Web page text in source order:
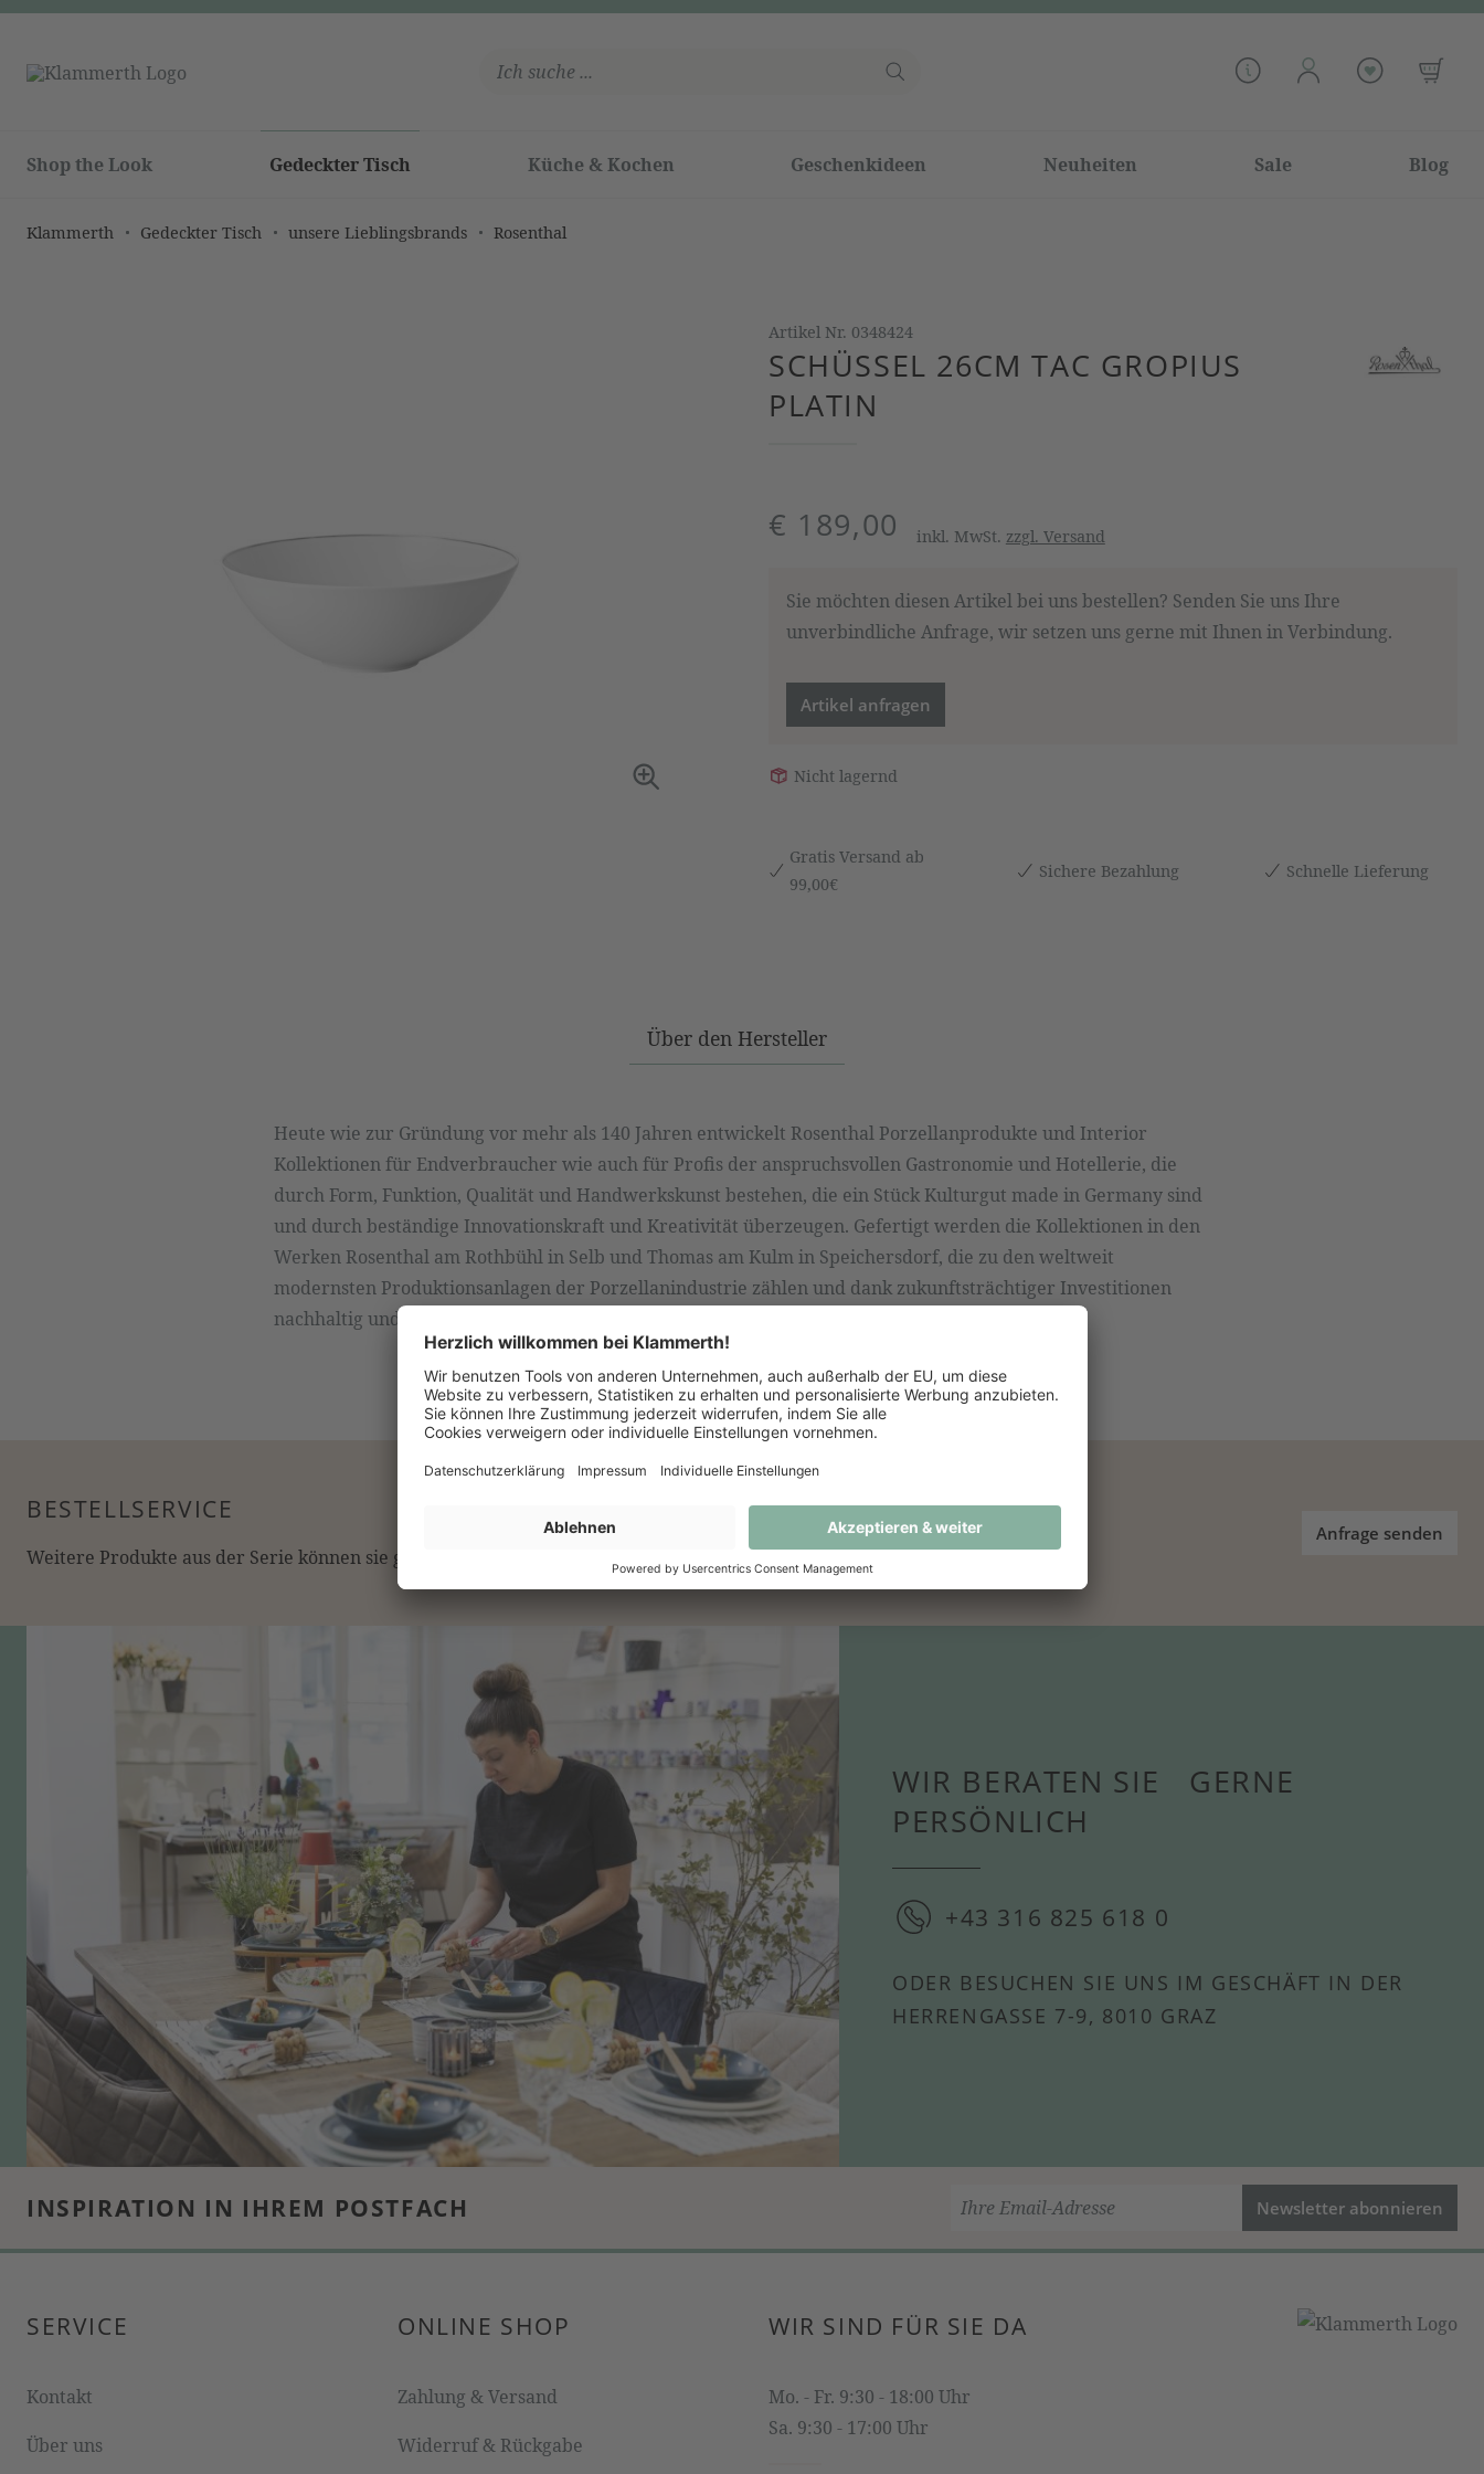
Shop the Look Gedeckter Tisch Küche & Kochen Geschenkideen Neuheiten Sale Blog
Klammerth Gedeckter Tisch unsere Lieblingsbrands Rosenthal
Artikel Nr. 0348424
SCHÜSSEL 26CM TAC GROPIUS
PLATIN
€ 189,00 inkl. MwSt. zzgl. Versand
Sie möchten diesen Artikel bei uns bestellen? Senden Sie uns Ihre
unverbindliche Anfrage, wir setzen uns gerne mit Ihnen in Verbindung.
Artikel anfragen
Nicht lagernd
Gratis Versand ab
99,00€
Sichere Bezahlung Schnelle Lieferung
Über den Hersteller
Heute wie zur Gründung vor mehr als 140 Jahren entwickelt Rosenthal Porzellanprodukte und Interior
Kollektionen für Endverbraucher wie auch für Profis der anspruchsvollen Gastronomie und Hotellerie, die
durch Form, Funktion, Qualität und Handwerkskunst bestehen, die ein Stück Kulturgut made in Germany sind
und durch beständige Innovationskraft und Kreativität überzeugen. Gefertigt werden die Kollektionen in den
Werken Rosenthal am Rothbühl in Selb und Thomas am Kulm in Speichersdorf, die zu den weltweit
modernsten Produktionsanlagen der Porzellanindustrie zählen und dank zukunftsträchtiger Investitionen
nachhaltig und ressourcenschonend produzieren.
BESTELLSERVICE
Weitere Produkte aus der Serie können sie gerne online anfragen oder direkt bei uns im Geschäft bestellen.
Anfrage senden
WIR BERATEN SIE GERNE
PERSÖNLICH
+43 316 825 618 0
ODER BESUCHEN SIE UNS IM GESCHÄFT IN DER
HERRENGASSE 7-9, 8010 GRAZ
INSPIRATION IN IHREM POSTFACH Newsletter abonnieren
SERVICE
Kontakt
Über uns
ONLINE SHOP
Zahlung & Versand
Widerruf & Rückgabe
WIR SIND FÜR SIE DA
Mo. - Fr. 9:30 - 18:00 Uhr
Sa. 9:30 - 17:00 Uhr